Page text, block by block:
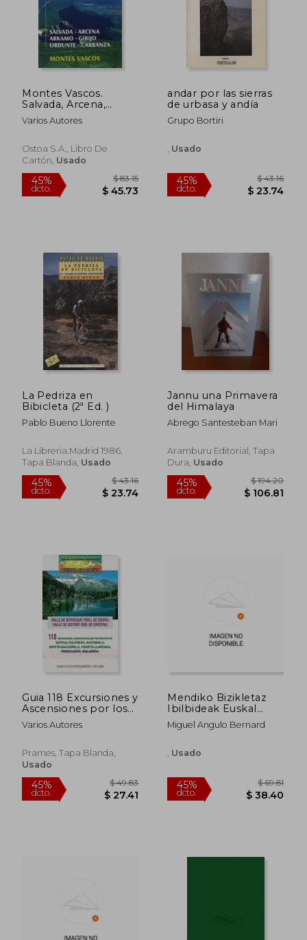
dcto. dcto.
Montes Vascos.
Salvada, Arcena,
Arkamo, Gibijo,
Ordunte, Carranza
Varios Autores
Ostoa S.A., Libro De
Cartón, Usado
45%
dcto. $ 45.73
andar por las sierras
de urbasa y andía
Grupo Bortiri
Usado
45%
dcto. $
La Pedriza en
Bibicleta (2ª Ed. )
Pablo Bueno Llorente
La Libreria.Madrid 1986,
Tapa Blanda, Usado
Jannu una Primavera
del Himalaya
Abrego Santesteban Mari
Aramburu Editorial, Tapa
Dura, Usado
Guia 118 Excursiones y
Ascensiones por los
Valles de Benasque y
g Istain
Varios Autores
Prames, Tapa Blanda,
Usado
Mendiko Bizikletaz
Ibilbideak Euskal
Herriko Mendietan
Miguel Angulo Bernard
Usado